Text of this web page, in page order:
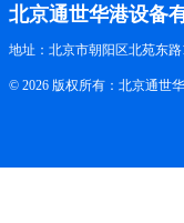
北京通世华港设备
地址：北京市朝阳区北苑东路
© 2026 版权所有：北京通世